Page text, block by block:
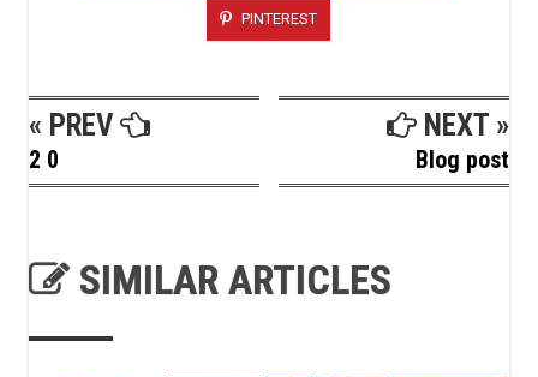
PINTEREST
« PREV
2 0
NEXT »
Blog post
SIMILAR ARTICLES